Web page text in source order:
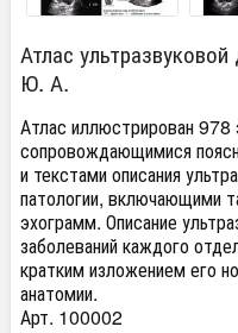
Атлас
Ю. А.
Атлас иллюстрирован 978
сопровождающимися
и текстами описания
патологии, включающими
эхограмм. Описание
заболеваний каждого
кратким изложением его
анатомии.
Арт. 100002